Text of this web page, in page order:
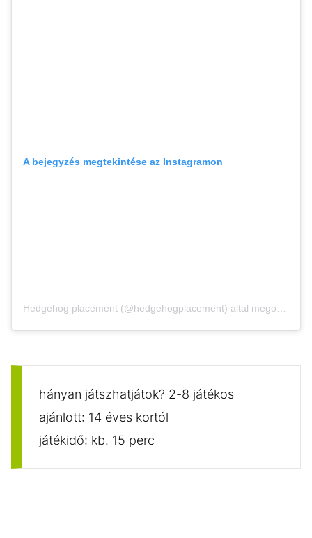
A bejegyzés megtekintése az Instagramon
hányan játszhatjátok? 2-8 játékos
ajánlott: 14 éves kortól
játékidő: kb. 15 perc